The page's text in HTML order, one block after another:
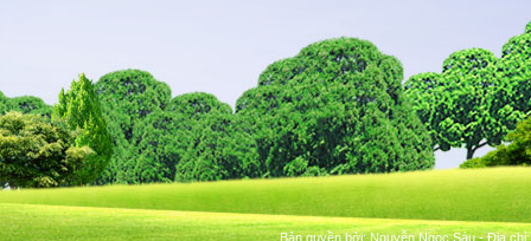
Bản quyền bởi: Nguyễn Ngọc Sáu- Địa chỉ: